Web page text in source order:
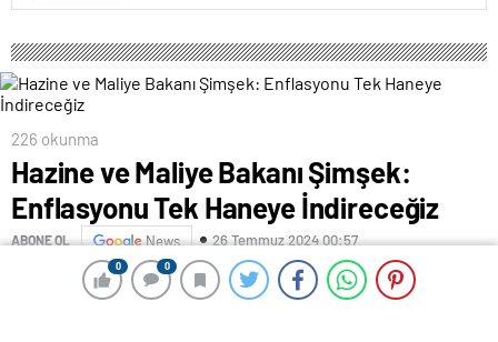
0 0
226 okunma
Hazine ve Maliye Bakanı Şimşek:
Enflasyonu Tek Haneye İndireceğiz
ABONE OL News 26 Temmuz 2024 00:57
0 0
Hazine ve Maliye Bakanı Mehmet Şimşek,